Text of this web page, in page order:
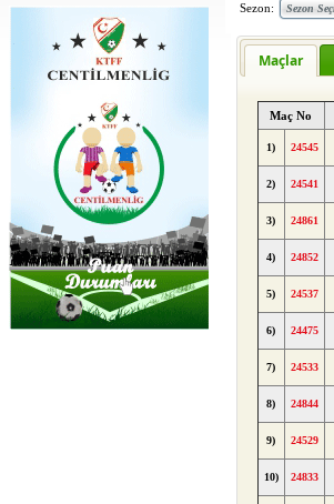
Sezon:
Maçlar
Maç No
1) 24545
2) 24541
3) 24861
4) 24852
5) 24537
6) 24475
7) 24533
8) 24844
9) 24529
10) 24833